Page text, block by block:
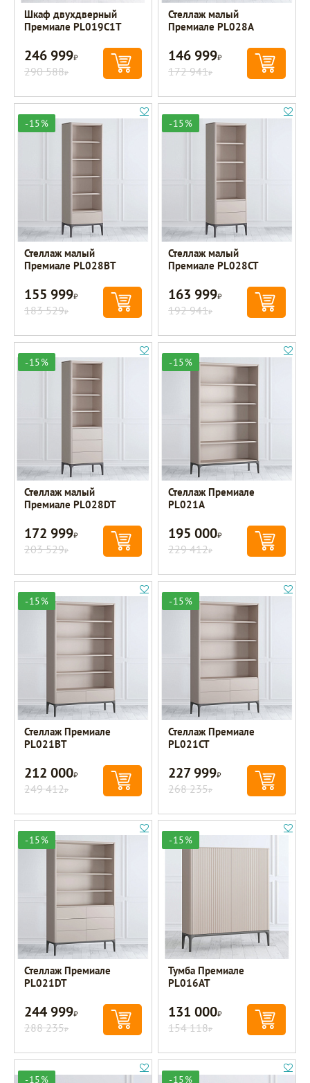
Шкаф двухдверный
Премиале PL019C1T
246 999Р
290 588Р
Стеллаж малый
Премиале PL028A
146 999Р
172 941Р
-15%
Стеллаж малый
Премиале PL028BT
155 999Р
183 529Р
-15%
Стеллаж малый
Премиале PL028CT
163 999Р
192 941Р
-15%
Стеллаж малый
Премиале PL028DT
172 999Р
203 529Р
-15%
Стеллаж Премиале
PL021A
195 000Р
229 412Р
-15%
Стеллаж Премиале
PL021BT
212 000Р
249 412Р
-15%
Стеллаж Премиале
PL021CT
227 999Р
268 235Р
-15%
Стеллаж Премиале
PL021DT
244 999Р
288 235Р
-15%
Тумба Премиале
PL016AT
131 000Р
154 118Р
-15% -15%